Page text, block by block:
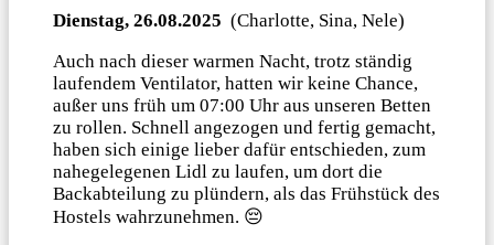
Dienstag, 26.08.2025 (Charlotte, Sina, Nele)
Auch nach dieser warmen Nacht, trotz ständig
laufendem Ventilator, hatten wir keine Chance,
außer uns früh um 07:00 Uhr aus unseren Betten
zu rollen. Schnell angezogen und fertig gemacht,
haben sich einige lieber dafür entschieden, zum
nahegelegenen Lidl zu laufen, um dort die
Backabteilung zu plündern, als das Frühstück des
Hostels wahrzunehmen. 😔